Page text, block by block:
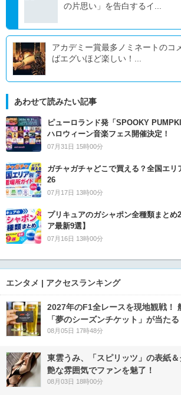
の片思い」を告白するイ...
アカデミー賞最多ノミネートのコ
ばエグいほど楽しい！...
あわせて読みたい記事
ピューロランド発「SPOOKY
ハロウィーン音楽フェス開催決定！
07月31日 15時00分
ガチャガチャどこで買える？全国エリ
26
07月17日 13時00分
プリキュアのガシャポン全種類まとめ
ア最新9選】
07月16日 13時00分
エンタメ | アクセスランキング
2027年のF1全レースを現地観戦！
「夢のシーズンチケット」が当たる
08月05日 17時48分
東雲うみ、「スピリッツ」の表紙
艶な雰囲気でファンを魅了！
08月03日 18時00分